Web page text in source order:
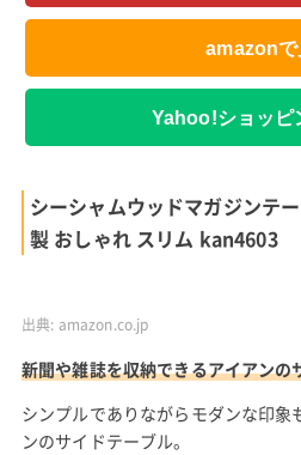
amazonで
Yahoo!ショッピ
シーシャムウッドマガジンテ
製 おしゃれ スリム kan4603
出典: amazon.co.jp
新聞や雑誌を収納できるアイアンの
シンプルでありながらモダンな印象
ンのサイドテーブル。